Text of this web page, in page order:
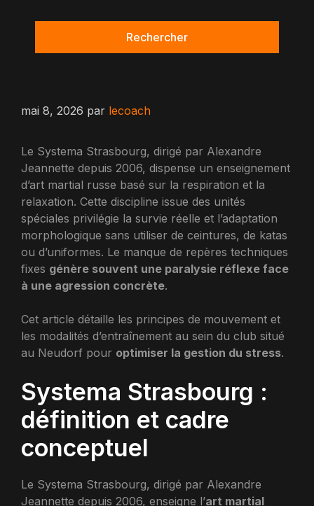
Rechercher
mai 8, 2026 par lecoach
Le Systema Strasbourg, dirigé par Alexandre
Jeannette depuis 2006, dispense un enseignement
d’art martial russe basé sur la respiration et la
relaxation. Cette discipline issue des unités
spéciales privilégie la survie réelle et l’adaptation
morphologique sans utiliser de ceintures, de katas
ou d’uniformes. Le manque de repères techniques
fixes génère souvent une paralysie réflexe face
à une agression concrète.
Cet article détaille les principes de mouvement et
les modalités d’entraînement au sein du club situé
au Neudorf pour optimiser la gestion du stress.
Systema Strasbourg :
définition et cadre
conceptuel
Le Systema Strasbourg, dirigé par Alexandre
Jeannette depuis 2006, enseigne l’art martial